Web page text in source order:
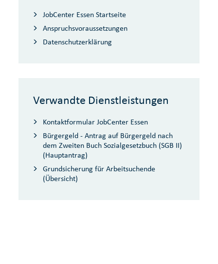
JobCenter Essen Startseite
Anspruchsvoraussetzungen
Datenschutzerklärung
Verwandte Dienstleistungen
Kontaktformular JobCenter Essen
Bürgergeld - Antrag auf Bürgergeld nach
dem Zweiten Buch Sozialgesetzbuch (SGB II)
(Hauptantrag)
Grundsicherung für Arbeitsuchende
(Übersicht)